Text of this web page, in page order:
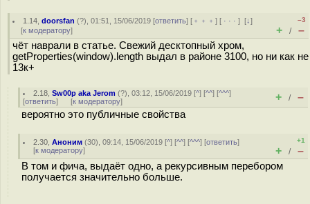
1.14 ,doorsfan (?), 01:51, 15/06/2019 [ответить] [ ﹢﹢﹢] [ · · ·][↓]
[к модератору]
–3
+ / –
чёт наврали в статье. Свежий десктопный хром,
getProperties(window).length выдал в районе 3100, но ни как не
13к+
2.18 ,Sw00p aka Jerom (?), 03:12, 15/06/2019 [^] [^^] [^^^]
[ответить] [к модератору] + / –
вероятно это публичные свойства
2.30 ,Аноним (30), 09:14, 15/06/2019 [^] [^^] [^^^] [ответить]
[к модератору]
+1
+ / –
В том и фича, выдаёт одно, а рекурсивным перебором
получается значительно больше.